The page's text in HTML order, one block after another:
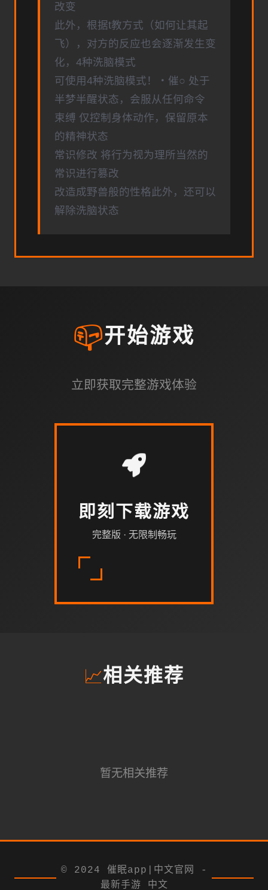
改变
此外，根据t教方式（如何让其起
飞），对方的反应也会逐渐发生变
化，4种洗脑模式
可使用4种洗脑模式！・催○ 处于
半梦半醒状态，会服从任何命令
束缚 仅控制身体动作，保留原本
的精神状态
常识修改 将行为视为理所当然的
常识进行篡改
改造成野兽般的性格此外，还可以
解除洗脑状态
📪开始游戏
立即获取完整游戏体验
即刻下载游戏
完整版 · 无限制畅玩
📈相关推荐
暂无相关推荐
© 2024 催眠app|中文官网 -
最新手游 中文